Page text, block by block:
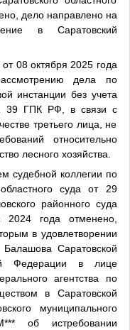
дело направлено на
в Саратовский
08 октября 2025 года
дела по
инстанции без учета
39 ГПК РФ, в связи с
третьего лица, не
относительно
лесного хозяйства.
судебной коллегии по
суда от 29
районного суда
2024 года отменено,
в удовлетворении
Балашова Саратовской
Федерации в лице
агентства по
в Саратовской
муниципального
об истребовании